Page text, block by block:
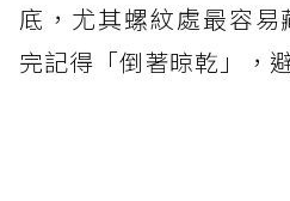
底，尤其螺紋處最容
完記得「倒著晾乾」，